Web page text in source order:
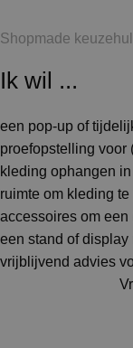
Shopmade
Ik wil ...
een pop-up of
proefopstelling voor
kleding ophangen
ruimte om kleding
accessoires om
een stand of display
vrijblijvend advies